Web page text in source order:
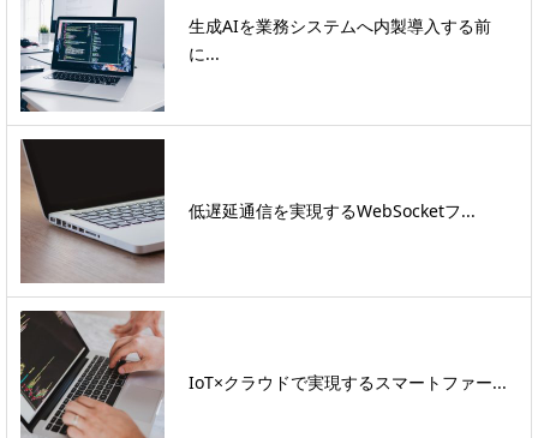
生成AIを業務システムへ内製導入する前
に...
低遅延通信を実現するWebSocketフ...
IoT×クラウドで実現するスマートファー...